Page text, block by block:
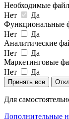
Необходимые
Нет
Да
Функциональные
Нет
Да
Аналитические
Нет
Да
Маркетинговые
Нет
Да
Принять все
Для
Дополнительные